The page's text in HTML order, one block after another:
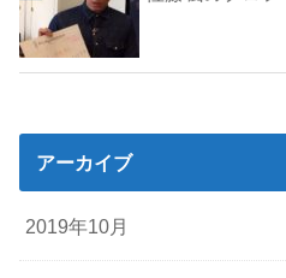
アーカイブ
2019年10月